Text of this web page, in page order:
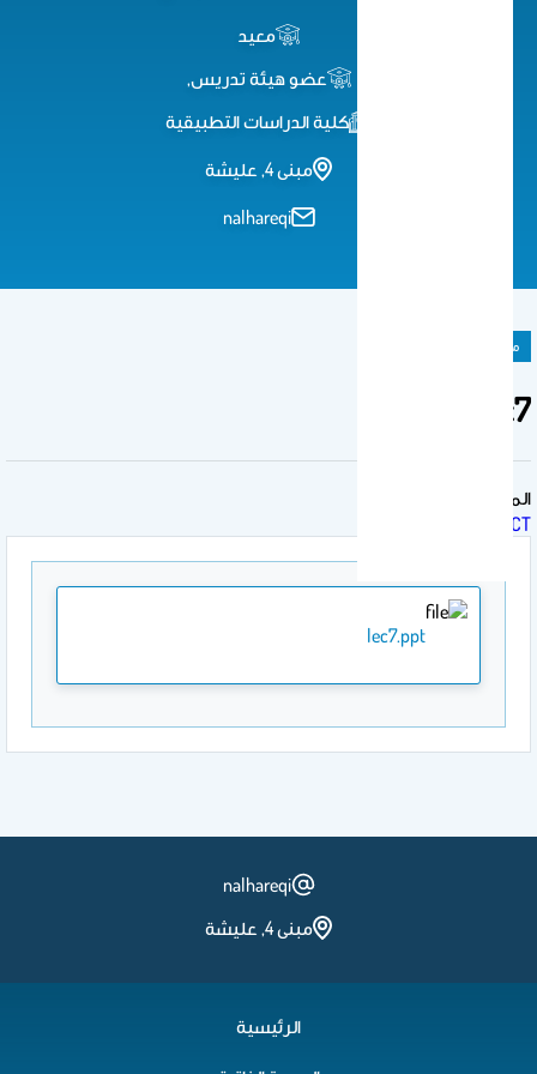
معيد
عضو هيئة تدريس,
كلية الدراسات التطبيقية
مبنى 4, عليشة
nalhareqi
ملحق المادة الدراسية
Lec7
المقرر الدراسي
1402CT
lec7.ppt
nalhareqi
مبنى 4, عليشة
الرئيسية